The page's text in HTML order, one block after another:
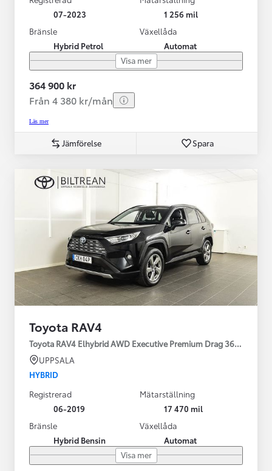
07-2023
1 256 mil
Bränsle
Hybrid Petrol
Växellåda
Automat
Visa mer
364 900 kr
Från 4 380 kr/mån
Läs mer
Jämförelse Spara
Toyota RAV4
Toyota RAV4 Elhybrid AWD Executive Premium Drag 360-kamera
UPPSALA
HYBRID
Registrerad
06-2019
Mätarställning
17 470 mil
Bränsle
Hybrid Bensin
Växellåda
Automat
Visa mer